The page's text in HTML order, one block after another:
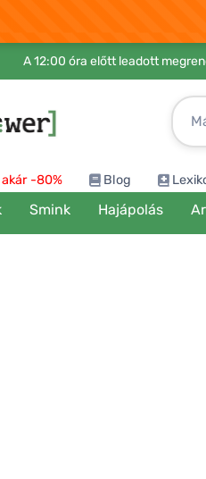
A 12:00 óra előtt leadott
-80% Blog
Smink Hajápolás